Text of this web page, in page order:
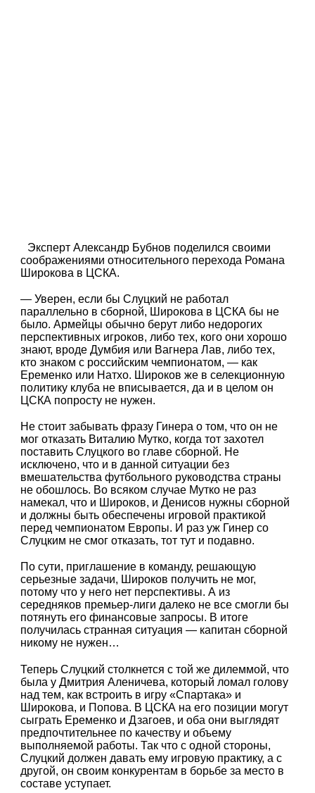
Эксперт Александр Бубнов поделился своими
соображениями относительного перехода Романа
Широкова в ЦСКА.
— Уверен, если бы Слуцкий не работал
параллельно в сборной, Широкова в ЦСКА бы не
было. Армейцы обычно берут либо недорогих
перспективных игроков, либо тех, кого они хорошо
знают, вроде Думбия или Вагнера Лав, либо тех,
кто знаком с российским чемпионатом, — как
Еременко или Натхо. Широков же в селекционную
политику клуба не вписывается, да и в целом он
ЦСКА попросту не нужен.
Не стоит забывать фразу Гинера о том, что он не
мог отказать Виталию Мутко, когда тот захотел
поставить Слуцкого во главе сборной. Не
исключено, что и в данной ситуации без
вмешательства футбольного руководства страны
не обошлось. Во всяком случае Мутко не раз
намекал, что и Широков, и Денисов нужны сборной
и должны быть обеспечены игровой практикой
перед чемпионатом Европы. И раз уж Гинер со
Слуцким не смог отказать, тот тут и подавно.
По сути, приглашение в команду, решающую
серьезные задачи, Широков получить не мог,
потому что у него нет перспективы. А из
середняков премьер-лиги далеко не все смогли бы
потянуть его финансовые запросы. В итоге
получилась странная ситуация — капитан сборной
никому не нужен…
Теперь Слуцкий столкнется с той же дилеммой, что
была у Дмитрия Аленичева, который ломал голову
над тем, как встроить в игру «Спартака» и
Широкова, и Попова. В ЦСКА на его позиции могут
сыграть Еременко и Дзагоев, и оба они выглядят
предпочтительнее по качеству и объему
выполняемой работы. Так что с одной стороны,
Слуцкий должен давать ему игровую практику, а с
другой, он своим конкурентам в борьбе за место в
составе уступает.